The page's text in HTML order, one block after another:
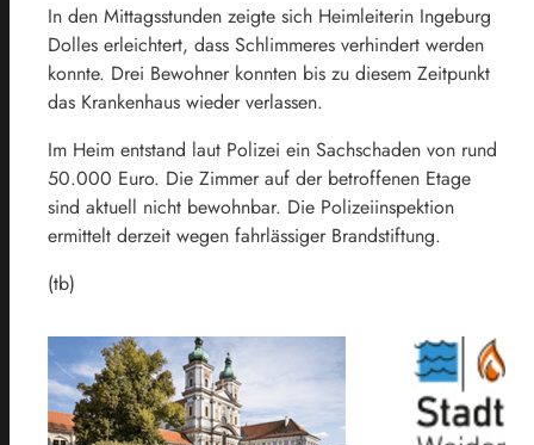
In den Mittagsstunden zeigte sich Heimleiterin Ingeburg
Dolles erleichtert, dass Schlimmeres verhindert werden
konnte. Drei Bewohner konnten bis zu diesem Zeitpunkt
das Krankenhaus wieder verlassen.
Im Heim entstand laut Polizei ein Sachschaden von rund
50.000 Euro. Die Zimmer auf der betroffenen Etage
sind aktuell nicht bewohnbar. Die Polizeiinspektion
ermittelt derzeit wegen fahrlässiger Brandstiftung.
(tb)